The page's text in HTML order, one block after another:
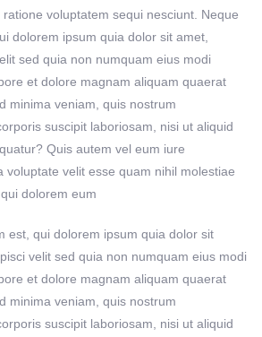
voluptatem sequi nesciunt. Neque
dolorem ipsum quia dolor sit amet,
sed quia non numquam eius modi
et dolore magnam aliquam quaerat
minima veniam, quis nostrum
suscipit laboriosam, nisi ut aliquid
Quis autem vel eum iure
voluptate velit esse quam nihil molestiae
dolorem eum
est, qui dolorem ipsum quia dolor sit
velit sed quia non numquam eius modi
et dolore magnam aliquam quaerat
minima veniam, quis nostrum
suscipit laboriosam, nisi ut aliquid